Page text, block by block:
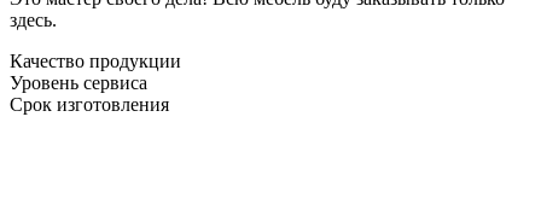
здесь.
Качество продукции
Уровень сервиса
Срок изготовления